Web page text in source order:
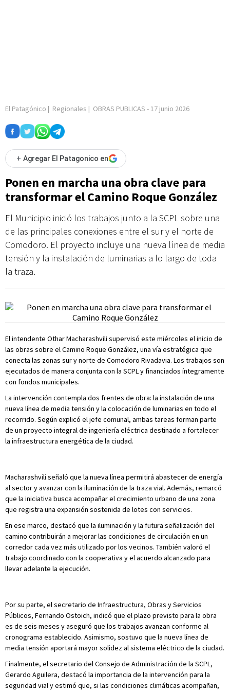
El Patagónico | Regionales | OBRAS PUBLICAS - 17 junio 2026
+ Agregar El Patagonico en
Ponen en marcha una obra clave para
transformar el Camino Roque González
El Municipio inició los trabajos junto a la SCPL sobre una
de las principales conexiones entre el sur y el norte de
Comodoro. El proyecto incluye una nueva línea de media
tensión y la instalación de luminarias a lo largo de toda
la traza.
El intendente Othar Macharashvili supervisó este miércoles el inicio de
las obras sobre el Camino Roque González, una vía estratégica que
conecta las zonas sur y norte de Comodoro Rivadavia. Los trabajos son
ejecutados de manera conjunta con la SCPL y financiados íntegramente
con fondos municipales.
La intervención contempla dos frentes de obra: la instalación de una
nueva línea de media tensión y la colocación de luminarias en todo el
recorrido. Según explicó el jefe comunal, ambas tareas forman parte
de un proyecto integral de ingeniería eléctrica destinado a fortalecer
la infraestructura energética de la ciudad.
Macharashvili señaló que la nueva línea permitirá abastecer de energía
al sector y avanzar con la iluminación de la traza vial. Además, remarcó
que la iniciativa busca acompañar el crecimiento urbano de una zona
que registra una expansión sostenida de lotes con servicios.
En ese marco, destacó que la iluminación y la futura señalización del
camino contribuirán a mejorar las condiciones de circulación en un
corredor cada vez más utilizado por los vecinos. También valoró el
trabajo coordinado con la cooperativa y el acuerdo alcanzado para
llevar adelante la ejecución.
Por su parte, el secretario de Infraestructura, Obras y Servicios
Públicos, Fernando Ostoich, indicó que el plazo previsto para la obra
es de seis meses y aseguró que los trabajos avanzan conforme al
cronograma establecido. Asimismo, sostuvo que la nueva línea de
media tensión aportará mayor solidez al sistema eléctrico de la ciudad.
Finalmente, el secretario del Consejo de Administración de la SCPL,
Gerardo Aguilera, destacó la importancia de la intervención para la
seguridad vial y estimó que, si las condiciones climáticas acompañan,